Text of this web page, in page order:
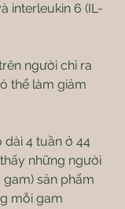
interleukin 6 (IL-
người chỉ ra
thể làm giảm
dài 4 tuần ở 44
những người
gam) sản phẩm
mỗi gam